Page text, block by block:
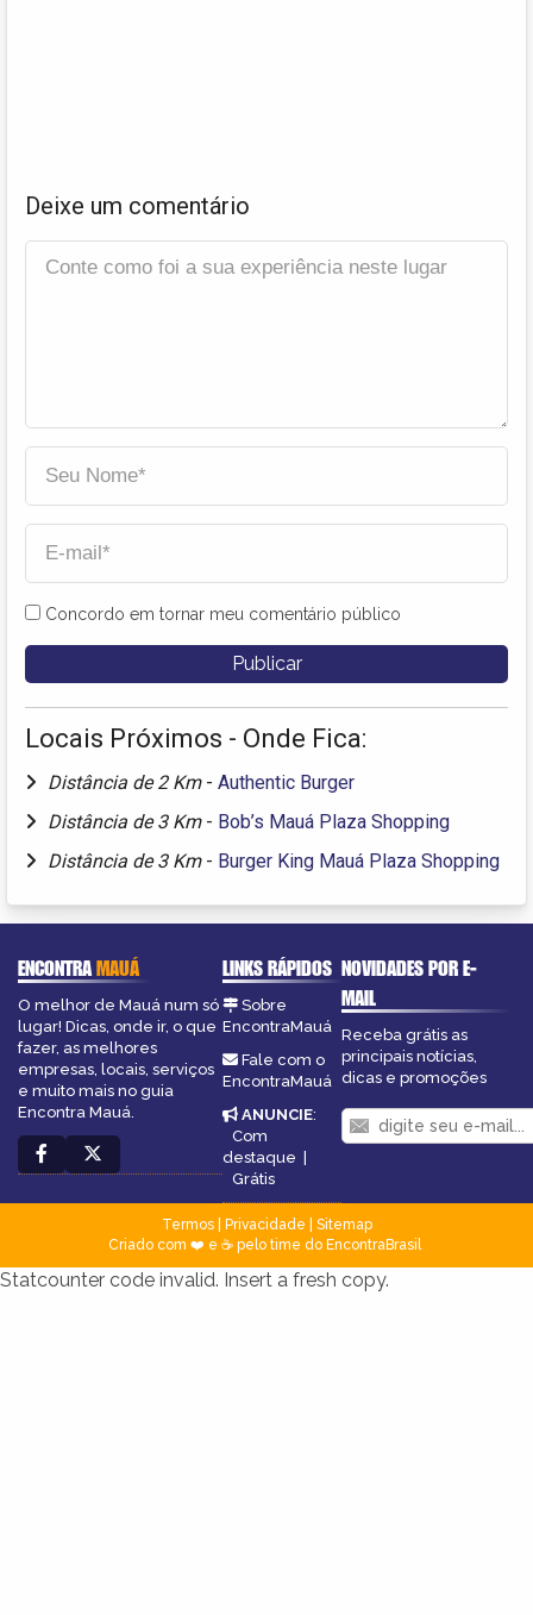
Deixe um comentário
Concordo em tornar meu comentário público
Locais Próximos - Onde Fica:
Distância de 2 Km - Authentic Burger
Distância de 3 Km - Bob’s Mauá Plaza Shopping
Distância de 3 Km - Burger King Mauá Plaza Shopping
ENCONTRAMAUÁ
O melhor de Mauá num só
lugar! Dicas, onde ir, o que
fazer, as melhores
empresas, locais, serviços
e muito mais no guia
Encontra Mauá.
LINKS RÁPIDOS
Sobre
EncontraMauá
Fale com o
EncontraMauá
ANUNCIE:
Com
destaque |
Grátis
NOVIDADES POR E-
MAIL
Receba grátis as
principais notícias,
dicas e promoções
Termos| Privacidade
Sitemap
Criado com ❤️ e ☕ pelo time do EncontraBrasil
Statcounter code invalid. Insert a fresh copy.